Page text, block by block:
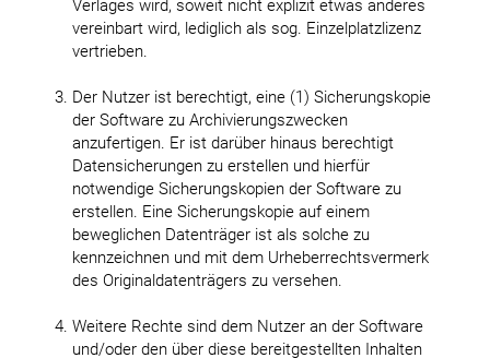
Verlages wird, soweit nicht explizit etwas anderes
vereinbart wird, lediglich als sog. Einzelplatzlizenz
vertrieben.
Der Nutzer ist berechtigt, eine (1) Sicherungskopie
der Software zu Archivierungszwecken
anzufertigen. Er ist darüber hinaus berechtigt
Datensicherungen zu erstellen und hierfür
notwendige Sicherungskopien der Software zu
erstellen. Eine Sicherungskopie auf einem
beweglichen Datenträger ist als solche zu
kennzeichnen und mit dem Urheberrechtsvermerk
des Originaldatenträgers zu versehen.
Weitere Rechte sind dem Nutzer an der Software
und/oder den über diese bereitgestellten Inhalten